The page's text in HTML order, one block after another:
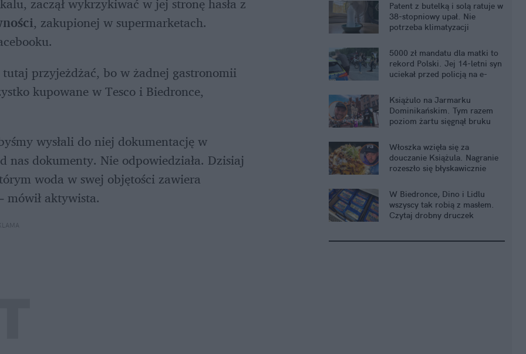
, zakupionej w supermarketach.
przyjeżdżać, bo w żadnej gastronomii
kupowane w Tesco i Biedronce,
wysłali do niej dokumentację w
nas dokumenty. Nie odpowiedziała. Dzisiaj
woda w swej objętości zawiera
aktywista.
Patent z butelką i solą ratuje w
38-stopniowy upał. Nie
potrzeba klimatyzacji
5000 zł mandatu dla matki to
rekord Polski. Jej 14-letni syn
uciekał przed policją na e-
Książulo na Jarmarku
Dominikańskim. Tym razem
poziom żartu sięgnął bruku
Włoszka wzięła się za
douczanie Książula. Nagranie
rozeszło się błyskawicznie
W Biedronce, Dino i Lidlu
wszyscy tak robią z masłem.
Czytaj drobny druczek